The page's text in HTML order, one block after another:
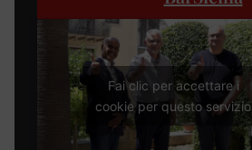
Fai clic per accettare i
cookie per questo servizio